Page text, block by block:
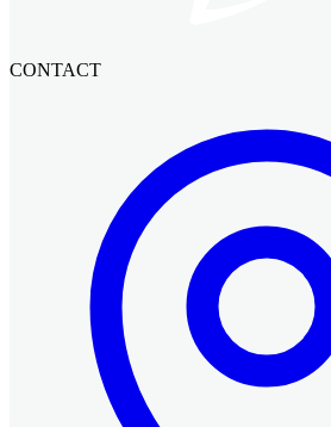
CONTACT